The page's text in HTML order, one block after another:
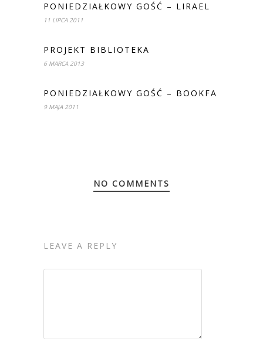
PONIEDZIAŁKOWY GOŚĆ – LIRAEL
11 LIPCA 2011
PROJEKT BIBLIOTEKA
6 MARCA 2013
PONIEDZIAŁKOWY GOŚĆ – BOOKFA
9 MAJA 2011
NO COMMENTS
LEAVE A REPLY